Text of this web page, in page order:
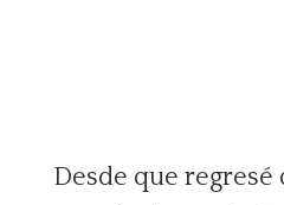
Desde que regresé